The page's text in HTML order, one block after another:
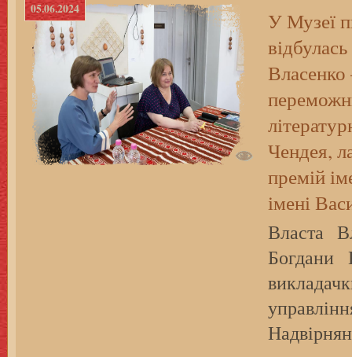
05.06.2024
У Музеї
Чендея,
премій
імені
Власта
Богдани